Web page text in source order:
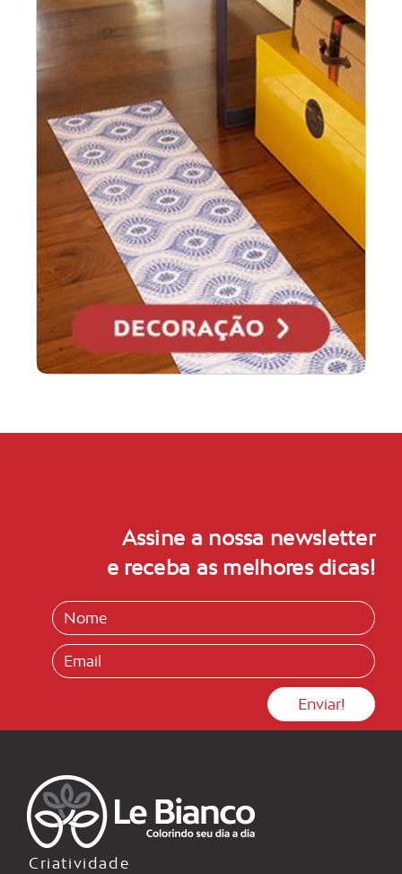
Assine a nossa newsletter
e receba as melhores dicas!
Criatividade